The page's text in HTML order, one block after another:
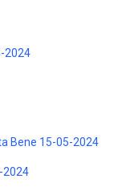
2024
Bene 15-05-2024
2024